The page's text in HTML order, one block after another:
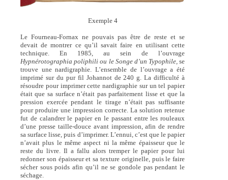
Exemple 4
Le Fourneau-Fornax ne pouvais pas être de reste et se
devait de montrer ce qu’il savait faire en utilisant cette
technique. En 1985, au sein de l’ouvrage
Hypnérotographia poliphili ou le Songe d’un Typophile, se
trouve une nardigraphie. L’ensemble de l’ouvrage a été
imprimé sur du pur fil Johannot de 240 g. La difficulté à
résoudre pour imprimer cette nardigraphie sur un tel papier
était que sa surface n’était pas parfaitement lisse et que la
pression exercée pendant le tirage n’était pas suffisante
pour produire une impression correcte. La solution retenue
fut de calandrer le papier en le passant entre les rouleaux
d’une presse taille-douce avant impression, afin de rendre
sa surface lisse, puis d’imprimer. L’ennui, c’est que le papier
n’avait plus le même aspect ni la même épaisseur que le
reste du livre. Il a fallu alors tremper le papier pour lui
redonner son épaisseur et sa texture originelle, puis le faire
sécher sous poids afin qu’il ne se gondole pas pendant le
séchage.